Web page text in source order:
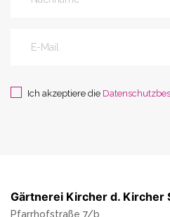
Ich akzeptiere die
Gärtnerei Kircher d. Kircher
Pfarrhofstraße 7/b